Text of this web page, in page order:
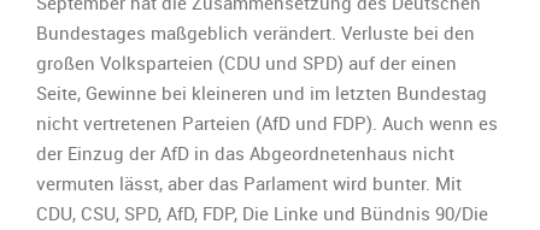
Bundestages maßgeblich verändert. Verluste bei den
großen Volksparteien (CDU und SPD) auf der einen
Seite, Gewinne bei kleineren und im letzten Bundestag
nicht vertretenen Parteien (AfD und FDP). Auch wenn es
der Einzug der AfD in das Abgeordnetenhaus nicht
vermuten lässt, aber das Parlament wird bunter. Mit
CDU, CSU, SPD, AfD, FDP, Die Linke und Bündnis 90/Die